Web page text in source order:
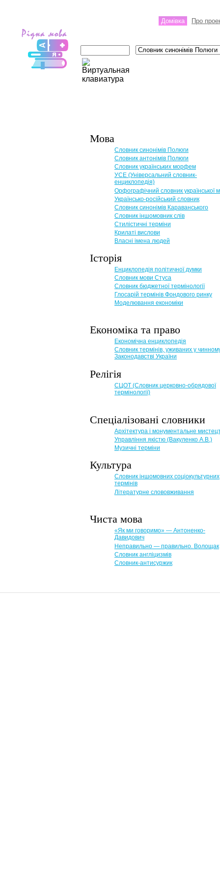
Домівка Про
Мова
Словник синонімів Полюги
Словник антонімів Полюги
Словник українських морфем
УСЕ (Універсальний словник-
енциклопедія)
Орфографічний словник української
Українсько-російський словник
Словник синонімів Караванського
Словник іншомовник слів
Стилістичні терміни
Крилаті вислови
Власні імена людей
Історія
Енциклопедія політичної думки
Словник мови Стуса
Словник бюджетної термінології
Глосарій термінів Фондового ринку
Моделювання економіки
Економіка та право
Eкономічна енциклопедія
Словник термінів, уживаних у
Законодавстві України
Релігія
СЦОТ (Словник церковно-обрядової
термінології)
Спеціалізовані словники
Архітектура і монументальне
Управління якістю (Вакуленко А.В.)
Музичні терміни
Культура
Словник іншомовних соціокультурних
термінів
Літературне слововживання
Чиста мова
«Як ми говоримо» — Антоненко-
Давидович
Неправильно — правильно. Волощак
Словник англіцизмів
Словник-антисуржик